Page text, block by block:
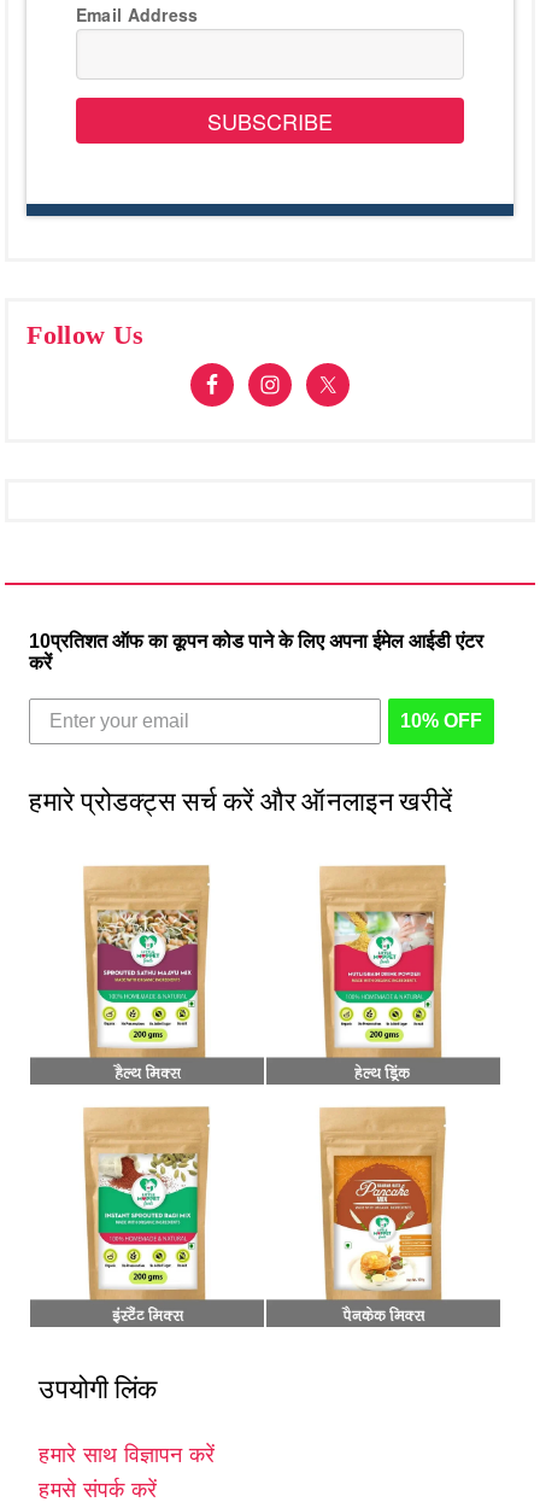
Email Address
SUBSCRIBE
Follow Us
10प्रतिशत ऑफ का कूपन कोड पाने के लिए अपना ईमेल आईडी एंटर
करें
10% OFF
हमारे प्रोडक्ट्स सर्च करें और ऑनलाइन खरीदें
उपयोगी लिंक
हमारे साथ विज्ञापन करें
हमसे संपर्क करें